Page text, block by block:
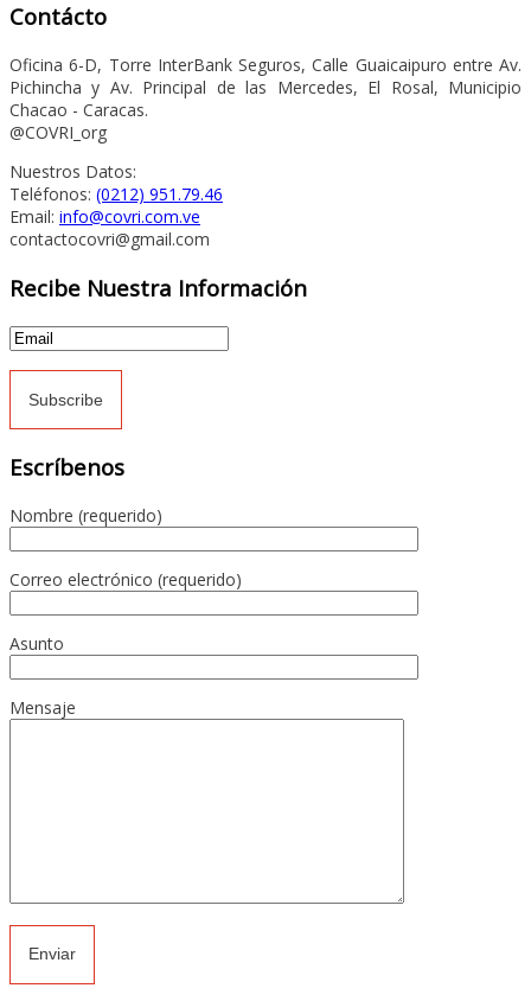
Contácto
Oficina 6-D, Torre InterBank Seguros, Calle Guaicaipuro entre Av.
Pichincha y Av. Principal de las Mercedes, El Rosal, Municipio
Chacao - Caracas.
@COVRI_org
Nuestros Datos:
Teléfonos: (0212) 951.79.46
Email: info@covri.com.ve
contactocovri@gmail.com
Recibe Nuestra Información
Escríbenos
Nombre (requerido)
Correo electrónico (requerido)
Asunto
Mensaje